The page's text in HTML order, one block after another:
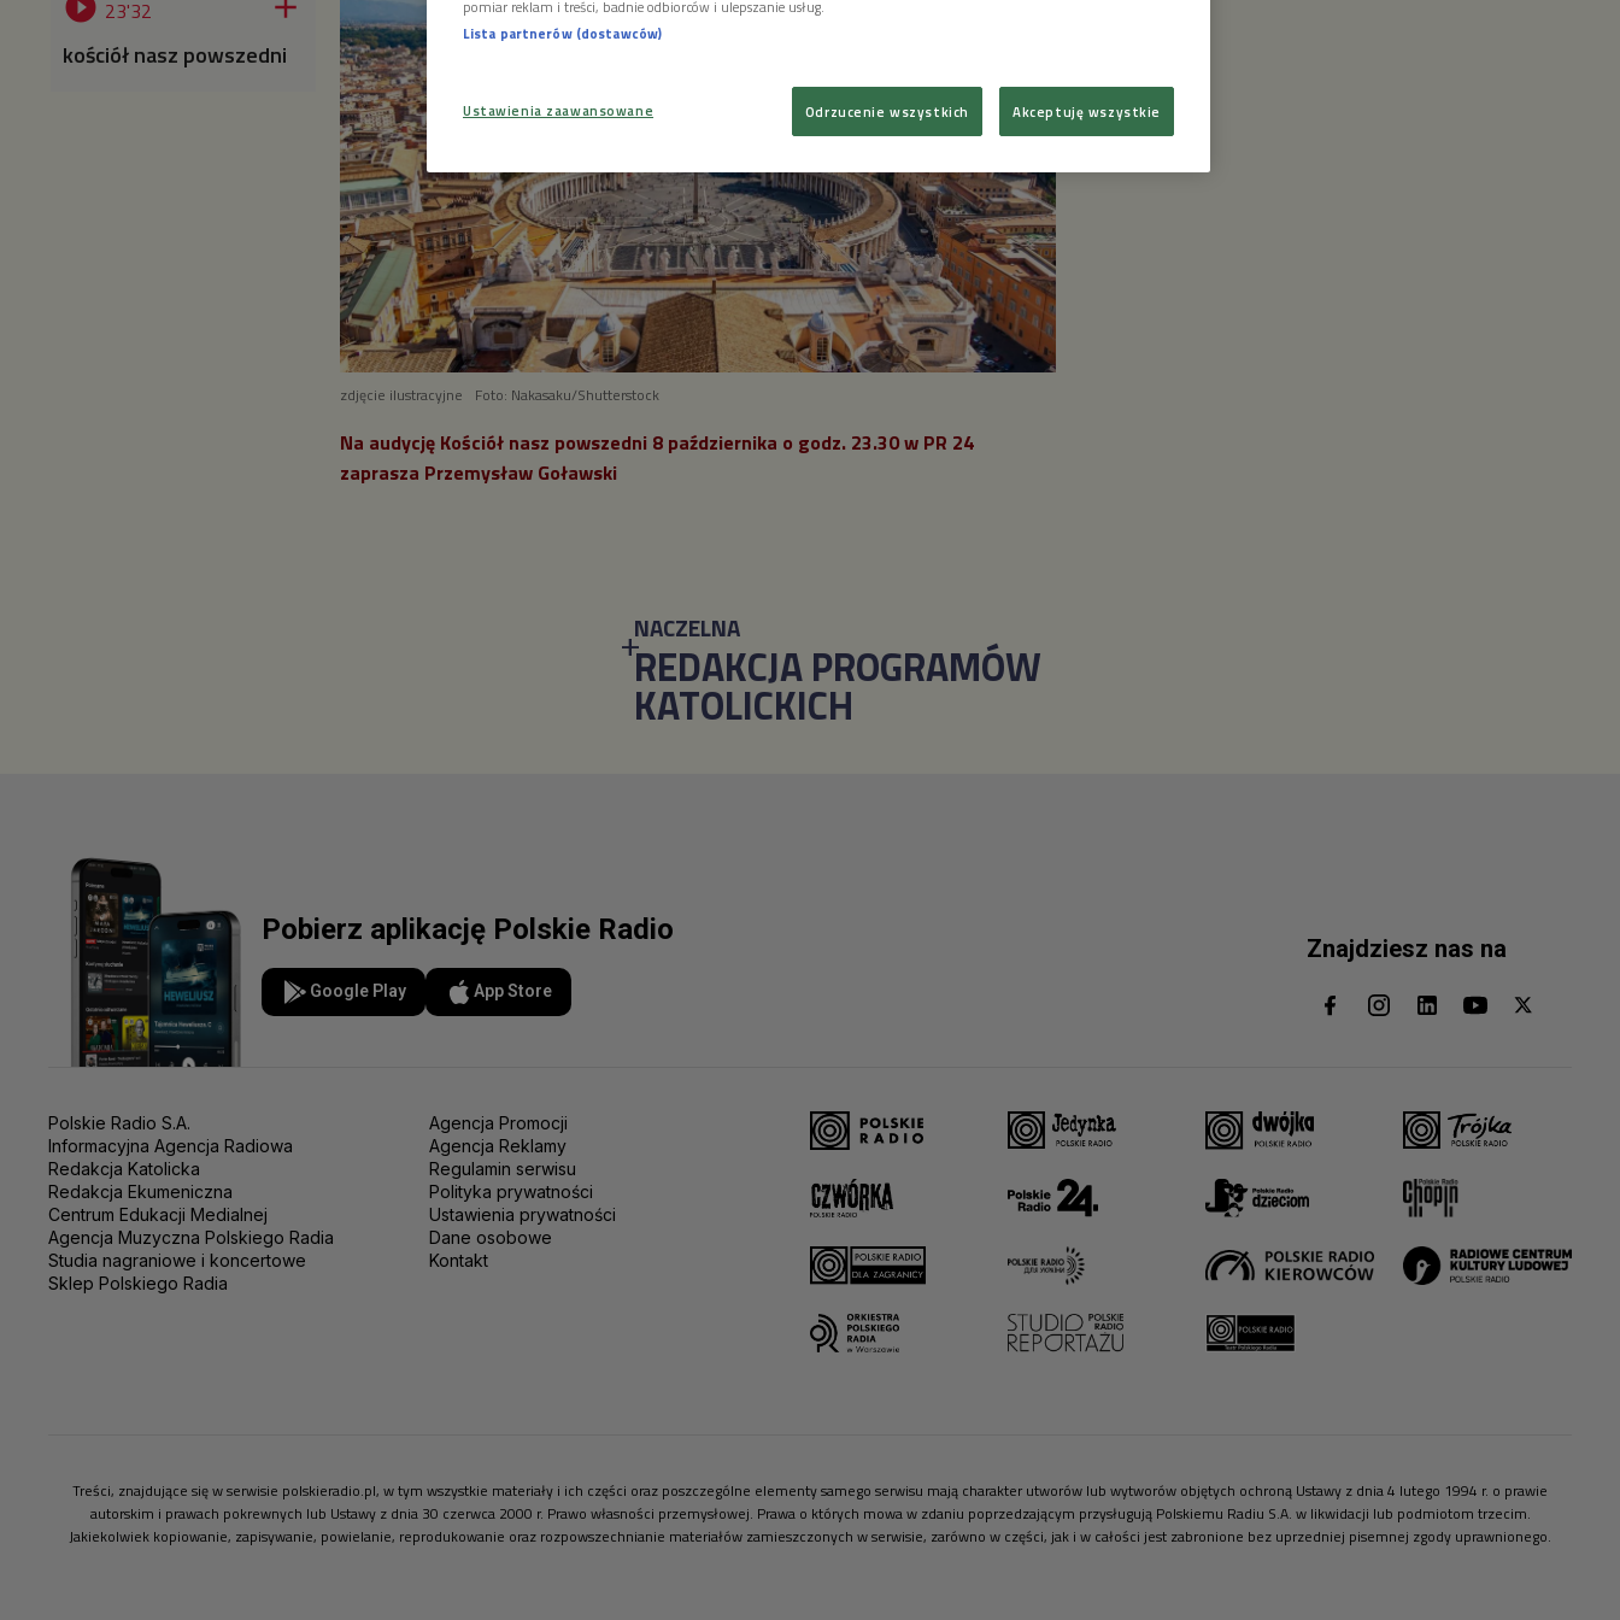
 23'32 
kościół nasz powszedni
zdjęcie ilustracyjne Foto: Nakasaku/Shutterstock
Na audycję Kościół nasz powszedni 8 października o godz. 23.30 w PR 24
zaprasza Przemysław Goławski
NACZELNA
REDAKCJA PROGRAMÓW
KATOLICKICH
Pobierz aplikację Polskie Radio
Google Play App Store
Znajdziesz nas na
Polskie Radio S.A.
Informacyjna Agencja Radiowa
Redakcja Katolicka
Redakcja Ekumeniczna
Centrum Edukacji Medialnej
Agencja Muzyczna Polskiego Radia
Studia nagraniowe i koncertowe
Sklep Polskiego Radia
Agencja Promocji
Agencja Reklamy
Regulamin serwisu
Polityka prywatności
Ustawienia prywatności
Dane osobowe
Kontakt
Treści, znajdujące się w serwisie polskieradio.pl, w tym wszystkie materiały i ich części oraz poszczególne elementy samego serwisu mają charakter utworów lub wytworów objętych ochroną Ustawy z dnia 4 lutego 1994 r. o prawie
autorskim i prawach pokrewnych lub Ustawy z dnia 30 czerwca 2000 r. Prawo własności przemysłowej. Prawa o których mowa w zdaniu poprzedzającym przysługują Polskiemu Radiu S.A. w likwidacji lub podmiotom trzecim.
Jakiekolwiek kopiowanie, zapisywanie, powielanie, reprodukowanie oraz rozpowszechnianie materiałów zamieszczonych w serwisie, zarówno w części, jak i w całości jest zabronione bez uprzedniej pisemnej zgody uprawnionego.
pomiar reklam i treści, badnie odbiorców i ulepszanie usług.
Lista partnerów (dostawców)
Ustawienia zaawansowane Odrzucenie wszystkich Akceptuję wszystkie